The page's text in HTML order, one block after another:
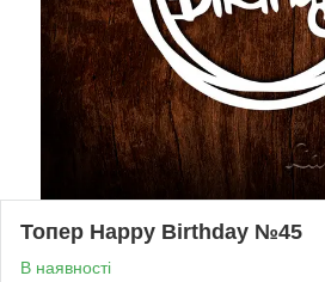
Топер Happy Birthday №45
В наявності